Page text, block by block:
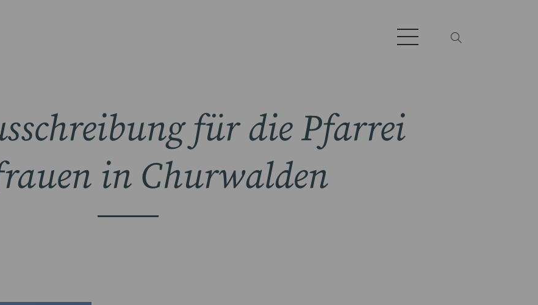
für die Pfarrei
in Churwalden